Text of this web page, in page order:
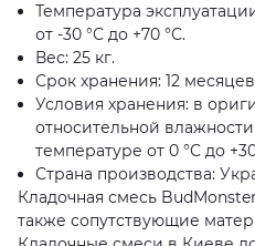
Температура
от -30 °С до +70 °С.
Вес: 25 кг.
Срок хранения: 12
Условия хранения: в
относительной
температуре от 0 °С до
Страна производства:
Кладочная смесь
также сопутствующие